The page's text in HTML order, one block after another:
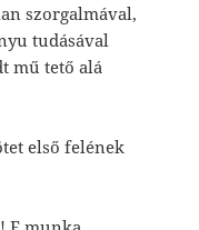
szorgalmával,
tudásával
mű tető alá
első felének